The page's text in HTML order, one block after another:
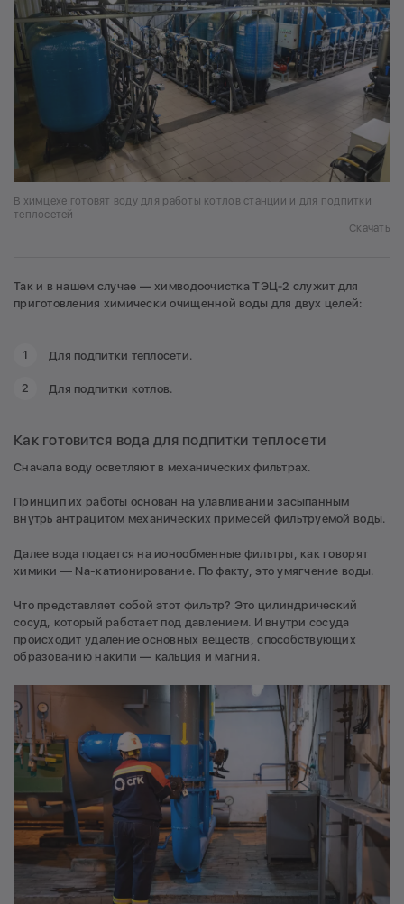
В химцехе готовят воду для работы котлов станции и для подпитки
теплосетей
Скачать
Так и в нашем случае — химводоочистка ТЭЦ‑2 служит для
приготовления химически очищенной воды для двух целей:
Для подпитки теплосети.
Для подпитки котлов.
Как готовится вода для подпитки теплосети
Сначала воду осветляют в механических фильтрах.
Принцип их работы основан на улавливании засыпанным
внутрь антрацитом механических примесей фильтруемой воды.
Далее вода подается на ионообменные фильтры, как говорят
химики — Nа-катионирование. По факту, это умягчение воды.
Что представляет собой этот фильтр? Это цилиндрический
сосуд, который работает под давлением. И внутри сосуда
происходит удаление основных веществ, способствующих
образованию накипи — кальция и магния.